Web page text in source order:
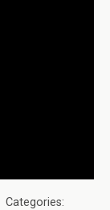
Categories: